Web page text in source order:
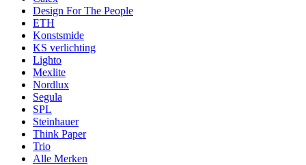
Design For The People
ETH
Konstsmide
KS verlichting
Lighto
Mexlite
Nordlux
Segula
SPL
Steinhauer
Think Paper
Trio
Alle Merken